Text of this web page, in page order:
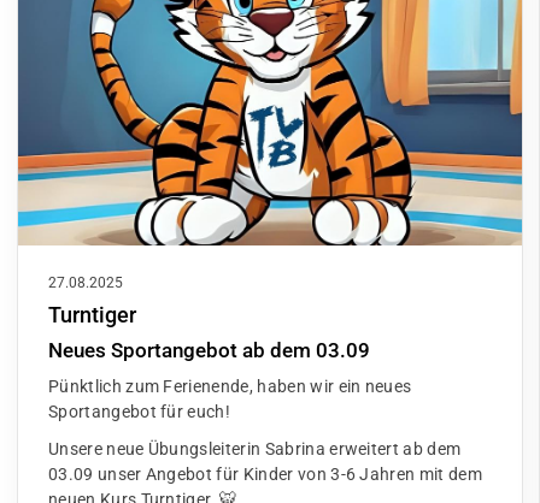
27.08.2025
Turntiger
Neues Sportangebot ab dem 03.09
Pünktlich zum Ferienende, haben wir ein neues
Sportangebot für euch!
Unsere neue Übungsleiterin Sabrina erweitert ab dem
03.09 unser Angebot für Kinder von 3-6 Jahren mit dem